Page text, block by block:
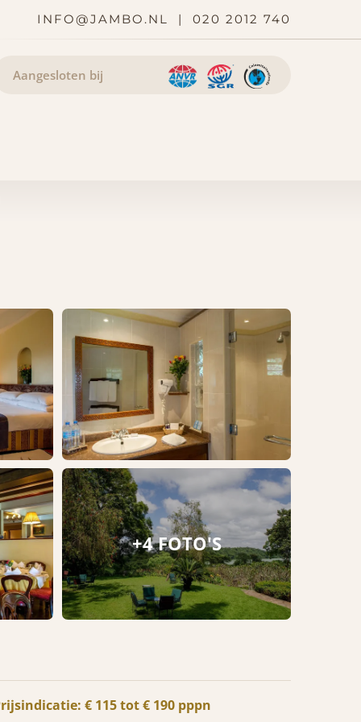
INFO@JAMBO.NL | 020 2012 740
Aangesloten bij
+4 FOTO'S
€ 115 tot € 190 pppn